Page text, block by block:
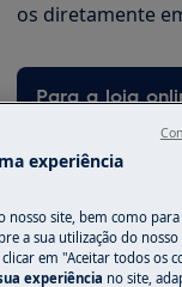
os diretamente
Para a loja
Precisa de
Não se
experiência
nosso site, bem como
a sua utilização do nosso
em "Aceitar todos os
experiência no site,